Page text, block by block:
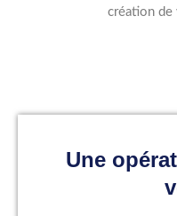
création de
Une